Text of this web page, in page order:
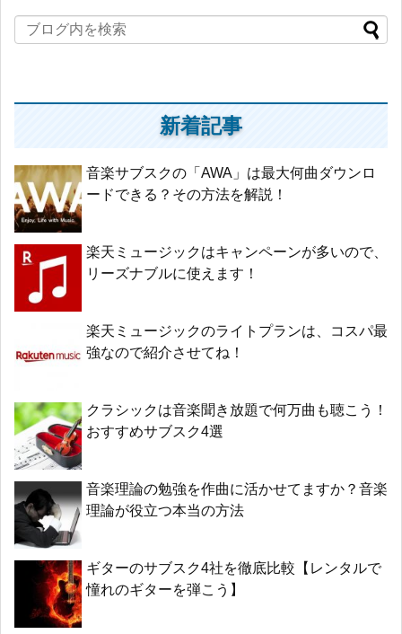
新着記事
音楽サブスクの「AWA」は最大何曲ダウンロ
ードできる？その方法を解説！
楽天ミュージックはキャンペーンが多いので、
リーズナブルに使えます！
楽天ミュージックのライトプランは、コスパ最
強なので紹介させてね！
クラシックは音楽聞き放題で何万曲も聴こう！
おすすめサブスク4選
音楽理論の勉強を作曲に活かせてますか？音楽
理論が役立つ本当の方法
ギターのサブスク4社を徹底比較【レンタルで
憧れのギターを弾こう】